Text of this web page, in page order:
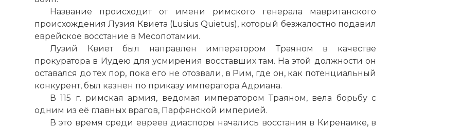
Название происходит от имени римского генерала мавританского
происхождения Лузия Квиета (Lusius Quietus), который безжалостно подавил
еврейское восстание в Месопотамии.
Лузий Квиет был направлен императором Траяном в качестве
прокуратора в Иудею для усмирения восставших там. На этой должности он
оставался до тех пор, пока его не отозвали, в Рим, где он, как потенциальный
конкурент, был казнен по приказу императора Адриана.
В 115 г. римская армия, ведомая императором Траяном, вела борьбу с
одним из её главных врагов, Парфянской империей.
В это время среди евреев диаспоры начались восстания в Киренаике, в